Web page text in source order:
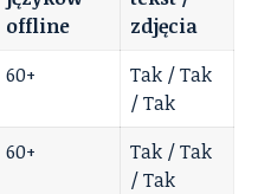
offline
zdjęcia
60+
Tak / Tak
/ Tak
60+
Tak / Tak
/ Tak